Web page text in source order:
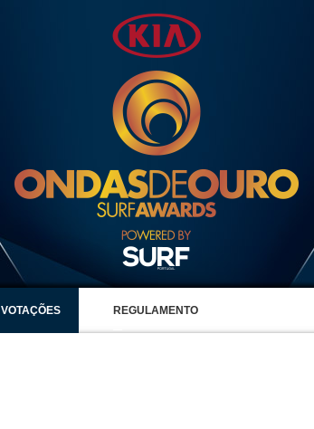
VOTAÇÕES REGULAMENTO